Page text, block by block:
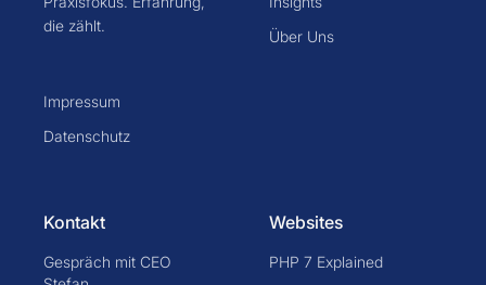
die zählt.
Impressum
Datenschutz
Über Uns
Kontakt
Gespräch mit CEO
Websites
PHP 7 Explained